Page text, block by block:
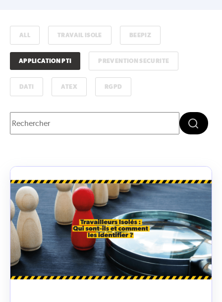
ALL TRAVAIL ISOLE BEEPIZ
APPLICATION PTI PREVENTION SECURITE
DATI ATEX RGPD
Il s'agit d'un champ de recherche auquel est associée une